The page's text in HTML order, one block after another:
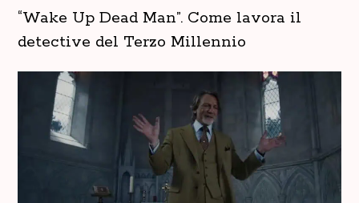
“Wake Up Dead Man”. Come lavora il
detective del Terzo Millennio